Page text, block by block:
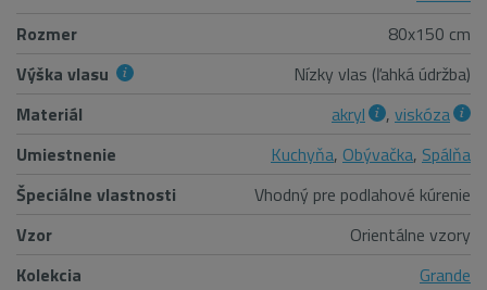
Rozmer
80x150 cm
Výška vlasu
Nízky vlas (ľahká údržba)
Materiál
akryl , viskóza
Umiestnenie
Kuchyňa, Obývačka, Spálňa
Špeciálne vlastnosti
Vhodný pre podlahové kúrenie
Vzor
Orientálne vzory
Kolekcia
Grande